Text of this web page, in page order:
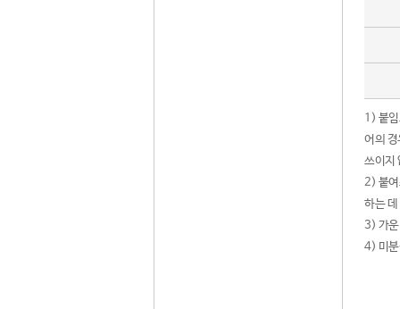
1) 붙
어의
쓰이지
2) 붙여
하는
3) 가운
4) 미분